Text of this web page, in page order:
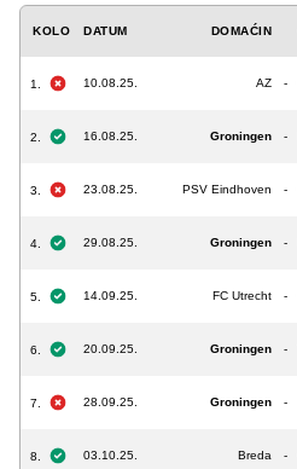
KOLO DATUM DOMAĆIN
1. 10.08.25. AZ -
2. 16.08.25. Groningen -
3. 23.08.25. PSV Eindhoven -
4. 29.08.25. Groningen -
5. 14.09.25. FC Utrecht -
6. 20.09.25. Groningen -
7. 28.09.25. Groningen -
8. 03.10.25. Breda -